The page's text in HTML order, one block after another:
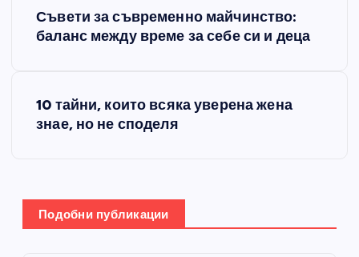
а
ц
Съвети за съвременно майчинство:
баланс между време за себе си и деца
10 тайни, които всяка уверена жена
знае, но не споделя
Подобни публикации